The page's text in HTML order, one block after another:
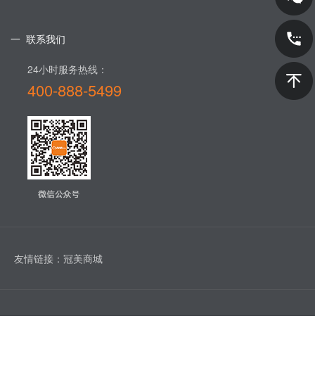
一 联系我们
24小时服务热线：
400-888-5499​
友情链接： 冠美商城
版权所有 © 1993-2022 广州市至盛冠美家具有限公司 |粤ICP备